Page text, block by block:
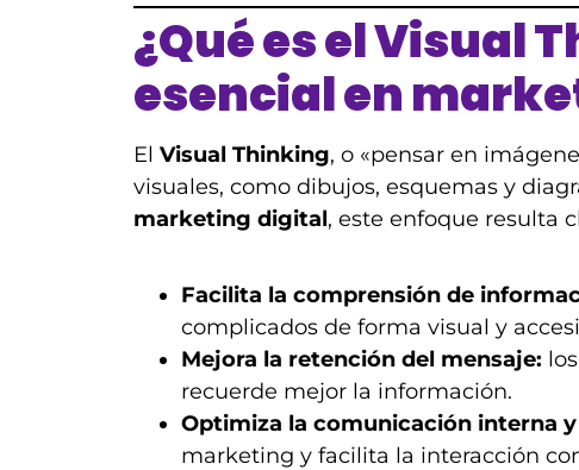
¿Qué es el Visual
esencial en
El Visual Thinking, o «pensar en
visuales, como dibujos, esquemas y
marketing digital, este enfoque resulta
Facilita la comprensión de
complicados de forma visual y
Mejora la retención del mensaje:
recuerde mejor la información.
Optimiza la comunicación interna
marketing y facilita la interacción